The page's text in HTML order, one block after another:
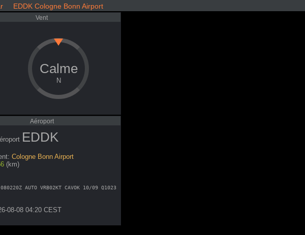
EDDK Cologne Bonn Airport
Vent
Calme
N
Aéroport
EDDK
Cologne Bonn Airport
(km)
080220Z AUTO VRB02KT CAVOK 10/09 Q1023
08-08 04:20 CEST